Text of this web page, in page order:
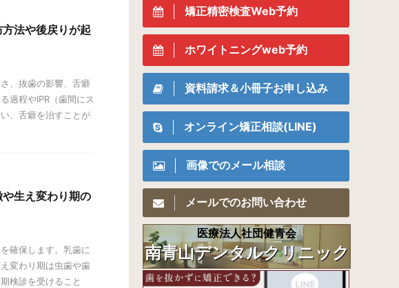
法や後戻りが起
、抜歯の影響、舌癖
過程やIPR（歯間にス
、舌癖を治すことが
生え変わり期の
確保します。乳歯に
変わり期は虫歯や歯
検診を受けること
矯正精密検査Web予約
ホワイトニングweb予約
資料請求＆小冊子お申し込み
オンライン矯正相談(LINE)
画像でのメール相談
メールでのお問い合わせ
医療法人社団健青会
南青山デンタルクリニック